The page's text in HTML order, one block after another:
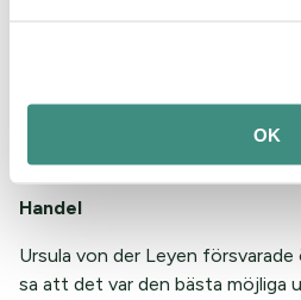
OK
politiska deadlines. EU-
presentera en färdplan fram till
telekom, energi, 28-regimen och
friheten för kunskap och
Handel
Ursula von der Leyen
sa att det var den bästa möjliga